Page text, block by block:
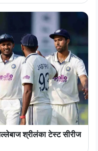
श्रीलंका टेस्ट सीरीज